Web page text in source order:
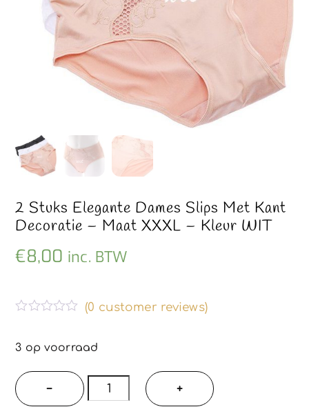
2 Stuks Elegante Dames Slips Met Kant
Decoratie – Maat XXXL – Kleur WIT
€8,00 inc. BTW
w
r
d
e
(0 customer reviews)
3 op voorraad
−
2
stuks
+